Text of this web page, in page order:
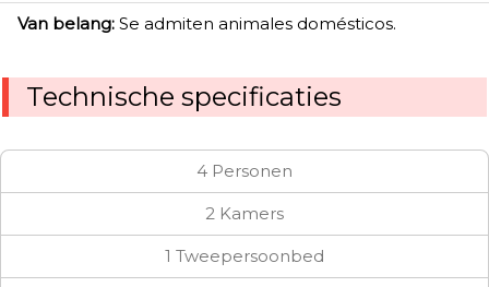
Van belang: Se admiten animales domésticos.
Technische specificaties
4 Personen
2 Kamers
1 Tweepersoonbed